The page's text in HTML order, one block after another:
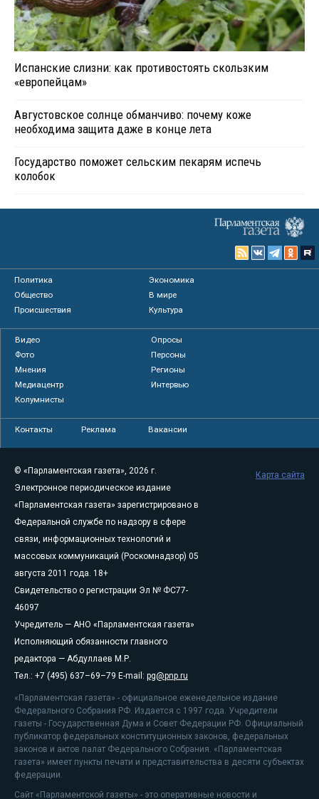
Испанские слизни: как противостоять скользким
«европейцам»
Августовское солнце обманчиво: почему коже
необходима защита даже в конце лета
Государство поможет сельским пекарям испечь
колобок
Политика
Экономика
Общество
В мире
Происшествия
Культура
Видео
Опросы
Фото
Персоны
Мнения
Регионы
Медиацентр
Интервью
Колумнисты
Контакты Реклама Вакансии
© «Парламентская газета», 2026 г.
Электронное периодическое издание
«Парламентская газета» зарегистрировано в
Федеральной службе по надзору в сфере
связи, информационных технологий и
массовых коммуникаций (Роскомнадзор) 05
августа 2011 года. 18+
Свидетельство о регистрации Эл № ФС77-
46097
Учредитель — АНО «Парламентская газета»
Исполняющий обязанности главного
редактора — Абдуллаев М.Р.
Тел.: +7 (495) 637–69–79 E-mail: pg@pnp.ru
«Парламентская газета» - официальное еженедельное издание
Федерального Собрания РФ. Издается с 1997 года. Учредители
газеты - Государственная Дума и Совет Федерации РФ. Официальный
публикатор федеральных конституционных законов, федеральных
законов и актов палат Федерального Собрания. «Парламентская
газета» имеет пункты печати и представительства в десяти субъектах
федерации.
Сайт «Парламентской газеты» - это оперативные новости и
Карта сайта